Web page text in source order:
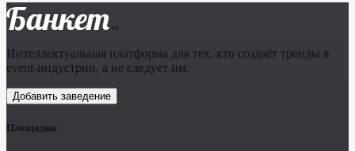
Банкет .ru
Интеллектуальная платформа для тех, кто создаёт тренды в
event-индустрии, а не следует им.
Добавить заведение
Площадки